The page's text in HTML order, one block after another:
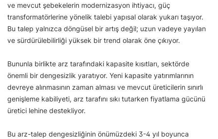
ve mevcut şebekelerin modernizasyon ihtiyacı, güç
transformatörlerine yönelik talebi yapısal olarak yukarı taşıyor.
Bu talep yalnızca döngüsel bir artış değil; uzun vadeye yayılan
ve sürdürülebilirliği yüksek bir trend olarak öne çıkıyor.
Bununla birlikte arz tarafındaki kapasite kısıtları, sektörde
önemli bir dengesizlik yaratıyor. Yeni kapasite yatırımlarının
devreye alınmasının zaman alması ve mevcut üreticilerin sınırlı
genişleme kabiliyeti, arz tarafını sıkı tutarken fiyatlama gücünü
üretici lehine destekliyor.
Bu arz-talep dengesizliğinin önümüzdeki 3-4 yıl boyunca